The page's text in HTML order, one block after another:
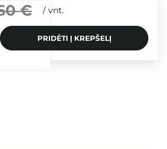
€ / vnt.
PRIDĖTI Į KREPŠELĮ